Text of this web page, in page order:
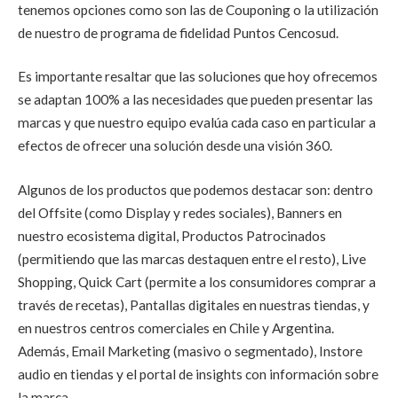
tenemos opciones como son las de Couponing o la utilización
de nuestro de programa de fidelidad Puntos Cencosud.
Es importante resaltar que las soluciones que hoy ofrecemos
se adaptan 100% a las necesidades que pueden presentar las
marcas y que nuestro equipo evalúa cada caso en particular a
efectos de ofrecer una solución desde una visión 360.
Algunos de los productos que podemos destacar son: dentro
del Offsite (como Display y redes sociales), Banners en
nuestro ecosistema digital, Productos Patrocinados
(permitiendo que las marcas destaquen entre el resto), Live
Shopping, Quick Cart (permite a los consumidores comprar a
través de recetas), Pantallas digitales en nuestras tiendas, y
en nuestros centros comerciales en Chile y Argentina.
Además, Email Marketing (masivo o segmentado), Instore
audio en tiendas y el portal de insights con información sobre